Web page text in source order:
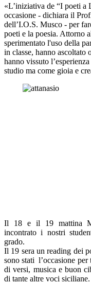
«L’iniziativa de “I poeti a
occasione - dichiara il
dell’I.O.S. Musco - per
poeti e la poesia. Attorno
sperimentato l'uso della
in classe, hanno ascoltato
hanno vissuto
studio ma come gioia e
Il 18 e il 19 mattina
incontrato i nostri
grado.
Il 19 sera un reading dei
sono stati l’occasione
di versi, musica e buon
di tante altre voci siciliane.